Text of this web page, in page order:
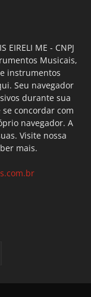
EIRELI ME - CNPJ
Musicais,
instrumentos
Seu navegador
durante sua
concordar com
navegador. A
Visite nossa
mais.